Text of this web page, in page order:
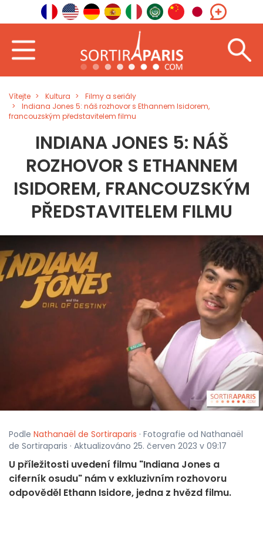
Vítejte Kultura
Filmy a seriály
Indiana Jones 5: náš rozhovor s Ethannem Isidorem,
francouzským představitelem filmu
INDIANA JONES 5: NÁŠ
ROZHOVOR S ETHANNEM
ISIDOREM, FRANCOUZSKÝM
PŘEDSTAVITELEM FILMU
Podle Nathanaël de Sortiraparis · Fotografie od Nathanaël
de Sortiraparis · Aktualizováno 25. červen 2023 v 09:17
U příležitosti uvedení filmu "Indiana Jones a
ciferník osudu" nám v exkluzivním rozhovoru
odpověděl Ethann Isidore, jedna z hvězd filmu.